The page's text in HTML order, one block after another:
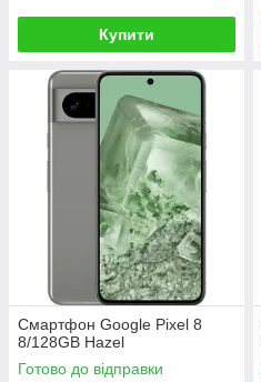
Купити
Смартфон Google Pixel 8
8/128GB Hazel
Готово до відправки